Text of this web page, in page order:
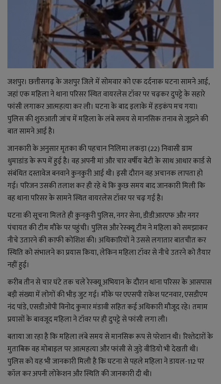
मनोरंजन
ज्ञान विज्ञान
करिअर
वाद विवाद
संपादकीय
धर्म
लाइफ स्टाइल
जोक्स
सोशल मीडिया
Gallery
जशपुर। छत्तीसगढ़ के जशपुर जिले में सोमवार को एक दर्दनाक घटना सामने आई,
जहां एक महिला ने थाना परिसर स्थित वायरलेस टॉवर पर चढ़कर दुपट्टे के सहारे
फांसी लगाकर आत्महत्या कर ली। घटना के बाद इलाके में हड़कंप मच गया।
पुलिस की शुरुआती जांच में महिला के लंबे समय से मानसिक तनाव से जूझने की
बात सामने आई है।
जानकारी के अनुसार मृतका की पहचान निलिमा लकड़ा (22) निवासी ग्राम
धुमाडांड के रूप में हुई है। वह अपनी मां और चार वर्षीय बेटी के साथ आधार कार्ड से
संबंधित दस्तावेज बनवाने कुनकुरी आई थी। इसी दौरान वह अचानक लापता हो
गई। परिजन उसकी तलाश कर ही रहे थे कि कुछ समय बाद जानकारी मिली कि
वह थाना परिसर के सामने स्थित वायरलेस टॉवर पर चढ़ गई है।
घटना की सूचना मिलते ही कुनकुरी पुलिस, नगर सेना, डीडीआरएफ और नगर
पंचायत की टीम मौके पर पहुंची। पुलिस और रेस्क्यू टीम ने महिला को समझाकर
नीचे उतारने की काफी कोशिश की। अधिकारियों ने उससे लगातार बातचीत कर
स्थिति को संभालने का प्रयास किया, लेकिन महिला टॉवर से नीचे उतरने को तैयार
नहीं हुई।
करीब तीन से चार घंटे तक चले रेस्क्यू अभियान के दौरान थाना परिसर के आसपास
बड़ी संख्या में लोगों की भीड़ जुट गई। मौके पर एएसपी राकेश पटनवार, एसडीएम
नंद पांडे, एसडीओपी विनोद कुमार मंडावी सहित कई अधिकारी मौजूद रहे। तमाम
प्रयासों के बावजूद महिला ने टॉवर पर ही दुपट्टे से फांसी लगा ली।
बताया जा रहा है कि महिला लंबे समय से मानसिक रूप से परेशान थी। रिश्तेदारों के
मुताबिक वह मोबाइल पर आत्महत्या और फांसी से जुड़े वीडियो भी देखती थी।
पुलिस को यह भी जानकारी मिली है कि घटना से पहले महिला ने डायल-112 पर
कॉल कर अपनी लोकेशन और स्थिति की जानकारी दी थी।